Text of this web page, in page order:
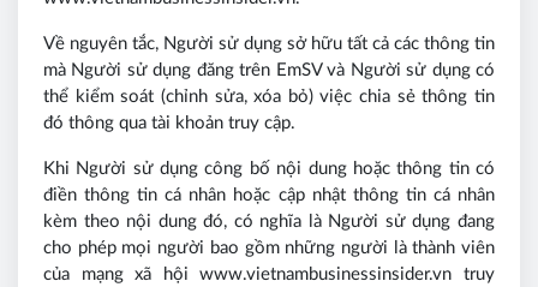
Về nguyên tắc, Người sử dụng sở hữu tất cả các thông tin
mà Người sử dụng đăng trên EmSV và Người sử dụng có
thể kiểm soát (chỉnh sửa, xóa bỏ) việc chia sẻ thông tin
đó thông qua tài khoản truy cập.
Khi Người sử dụng công bố nội dung hoặc thông tin có
điền thông tin cá nhân hoặc cập nhật thông tin cá nhân
kèm theo nội dung đó, có nghĩa là Người sử dụng đang
cho phép mọi người bao gồm những người là thành viên
của mạng xã hội www.vietnambusinessinsider.vn truy